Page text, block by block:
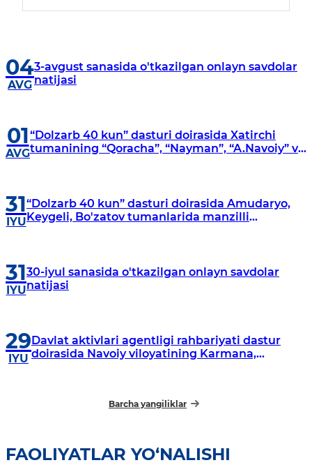
04
AVG
3-avgust sanasida o'tkazilgan onlayn savdolar
natijasi
01
AVG
“Dolzarb 40 kun” dasturi doirasida Xatirchi
tumanining “Qoracha”, “Nayman”, “A.Navoiy” va
31
IYU
“Dolzarb 40 kun” dasturi doirasida Amudaryo,
Keygeli, Bo'zatov tumanlarida manzilli
31
IYU
30-iyul sanasida o'tkazilgan onlayn savdolar
natijasi
29
IYU
Davlat aktivlari agentligi rahbariyati dastur
doirasida Navoiy viloyatining Karmana,
Barcha yangiliklar
FAOLIYATLAR YO‘NALISHI